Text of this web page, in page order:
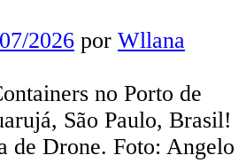
2026 por Wllana